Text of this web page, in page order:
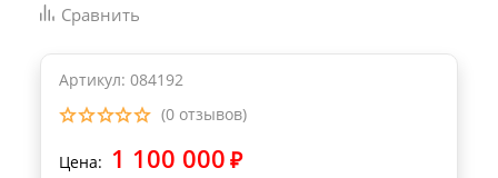
Сравнить
Артикул: 084192
(0 отзывов)
Цена: 1 100 000 ₽